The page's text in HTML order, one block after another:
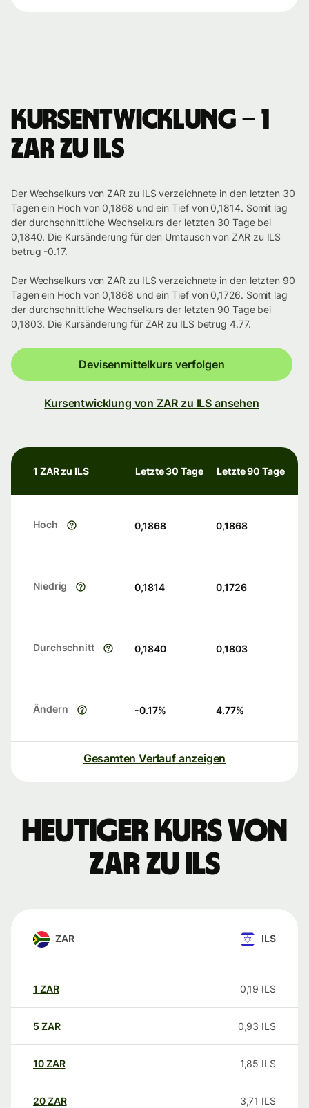
Kursentwicklung – 1
ZAR zu ILS
Der Wechselkurs von ZAR zu ILS verzeichnete in den letzten 30
Tagen ein Hoch von 0,1868 und ein Tief von 0,1814. Somit lag
der durchschnittliche Wechselkurs der letzten 30 Tage bei
0,1840. Die Kursänderung für den Umtausch von ZAR zu ILS
betrug -0.17.
Der Wechselkurs von ZAR zu ILS verzeichnete in den letzten 90
Tagen ein Hoch von 0,1868 und ein Tief von 0,1726. Somit lag
der durchschnittliche Wechselkurs der letzten 90 Tage bei
0,1803. Die Kursänderung für ZAR zu ILS betrug 4.77.
Devisenmittelkurs verfolgen
Kursentwicklung von ZAR zu ILS ansehen
1 ZAR zu ILS Letzte 30 Tage Letzte 90 Tage
Hoch 0,1868 0,1868
Niedrig 0,1814 0,1726
Durchschnitt 0,1840 0,1803
Ändern -0.17% 4.77%
Gesamten Verlauf anzeigen
Heutiger Kurs von
ZAR zu ILS
ZAR ILS
1 ZAR 0,19 ILS
5 ZAR 0,93 ILS
10ZAR 1,85 ILS
20ZAR 3,71 ILS